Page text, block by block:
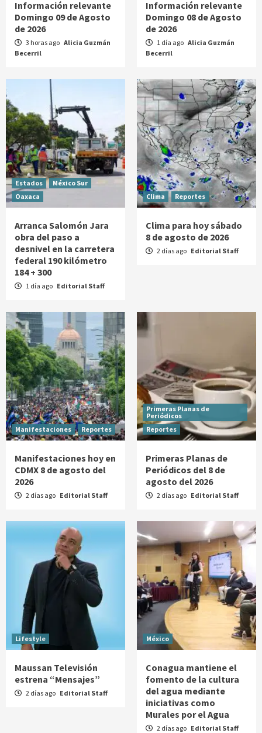
Información relevante
Domingo 09 de Agosto
de 2026
3 horas ago Alicia Guzmán
Becerril
Información relevante
Domingo 08 de Agosto
de 2026
1 día ago Alicia Guzmán
Becerril
Estados
México Sur
Oaxaca
Arranca Salomón Jara
obra del paso a
desnivel en la carretera
federal 190 kilómetro
184 + 300
1 día ago Editorial Staff
Clima Reportes
Clima para hoy sábado
8 de agosto de 2026
2 días ago Editorial Staff
Manifestaciones Reportes
Manifestaciones hoy en
CDMX 8 de agosto del
2026
2 días ago Editorial Staff
Primeras Planas de
Periódicos
Reportes
Primeras Planas de
Periódicos del 8 de
agosto del 2026
2 días ago Editorial Staff
Lifestyle
Maussan Televisión
estrena “Mensajes”
2 días ago Editorial Staff
México
Conagua mantiene el
fomento de la cultura
del agua mediante
iniciativas como
Murales por el Agua
2 días ago Editorial Staff